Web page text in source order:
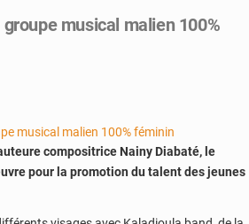
musical malien 100%
compositrice Nainy Diabaté, le
pour la promotion du talent des jeunes